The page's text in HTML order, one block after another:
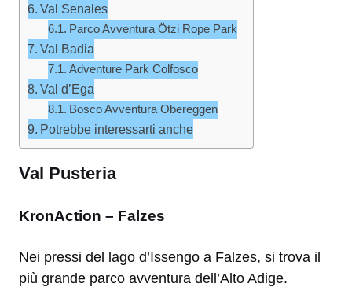
Val Senales
Parco Avventura Ötzi Rope Park
Val Badia
Adventure Park Colfosco
Val d’Ega
Bosco Avventura Obereggen
Potrebbe interessarti anche
Val Pusteria
KronAction – Falzes
Nei pressi del lago d’Issengo a Falzes, si trova il
più grande parco avventura dell’Alto Adige.